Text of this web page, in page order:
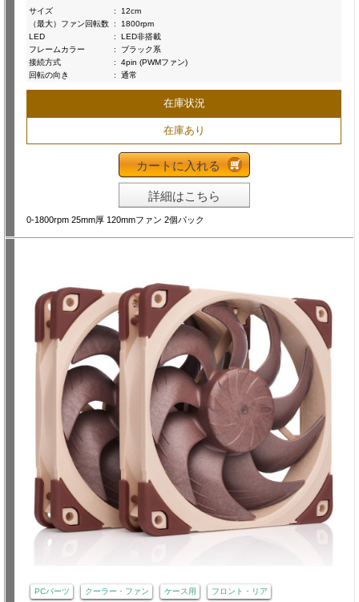
サイズ
:
12cm
（最大）ファン回転数 :
1800rpm
LED
:
LED非搭載
フレームカラー
:
ブラック系
接続方式
:
4pin (PWMファン)
回転の向き
: 通常
在庫状況
在庫あり
カートに入れる
詳細はこちら
0-1800rpm 25mm厚 120mmファン 2個パック
PCパーツ クーラー・ファン ケース用 フロント・リア